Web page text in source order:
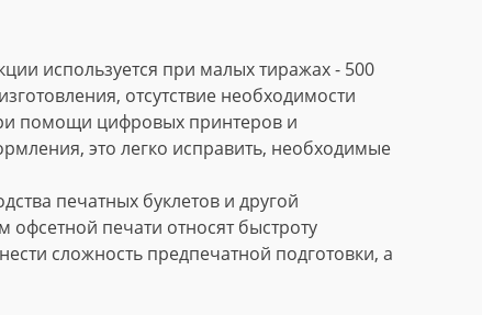
используется при малых тиражах - 500
отсутствие необходимости
помощи цифровых принтеров и
это легко исправить, необходимые
печатных буклетов и другой
печати относят быстроту
сложность предпечатной подготовки, а